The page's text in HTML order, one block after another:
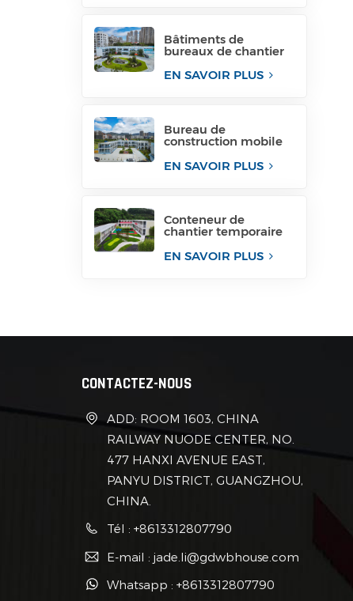
Bâtiments de
bureaux de chantier
modulaires structures
EN SAVOIR PLUS
Bureau de
construction mobile
bâtiments
EN SAVOIR PLUS
Conteneur de
chantier temporaire
EN SAVOIR PLUS
CONTACTEZ-NOUS
ADD: ROOM 1603, CHINA
RAILWAY NUODE CENTER, NO.
477 HANXI AVENUE EAST,
PANYU DISTRICT, GUANGZHOU,
CHINA.
Tél : +8613312807790
E-mail : jade.li@gdwbhouse.com
Whatsapp : +8613312807790